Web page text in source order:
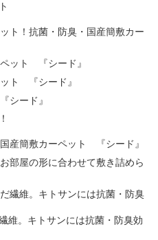
維。キトサンには抗菌・防臭効